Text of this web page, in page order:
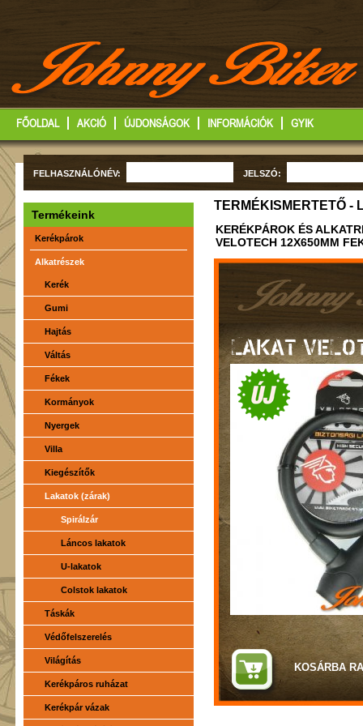
FŐOLDAL AKCIÓ ÚJDONSÁGOK INFORMÁCIÓK GYIK
FELHASZNÁLÓNÉV: JELSZÓ:
TERMÉKISMERTETŐ -
KERÉKPÁROK ÉS
VELOTECH 12X650MM
LAKAT
Termékeink
Kerékpárok
Alkatrészek
Kerék
Gumi
Hajtás
Váltás
Fékek
Kormányok
Nyergek
Villa
Kiegészítők
Lakatok (zárak)
Spirálzár
Láncos lakatok
U-lakatok
Colstok lakatok
Táskák
Védőfelszerelés
Világítás
Kerékpáros ruházat
Kerékpár vázak